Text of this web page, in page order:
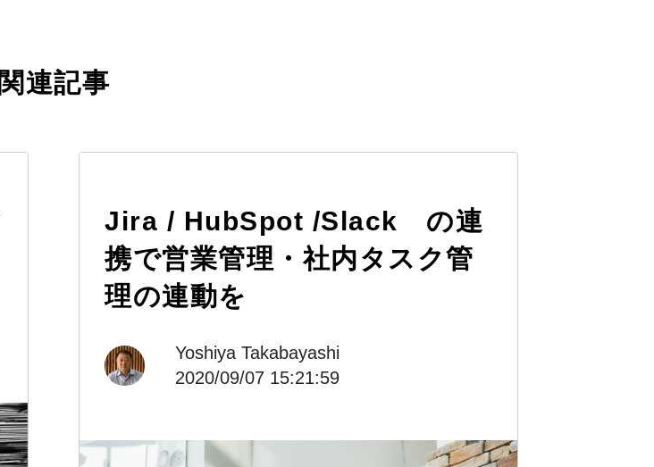
関連記事
Jira / HubSpot /Slack の連
携で営業管理・社内タスク管
理の連動を
Yoshiya Takabayashi
2020/09/07 15:21:59